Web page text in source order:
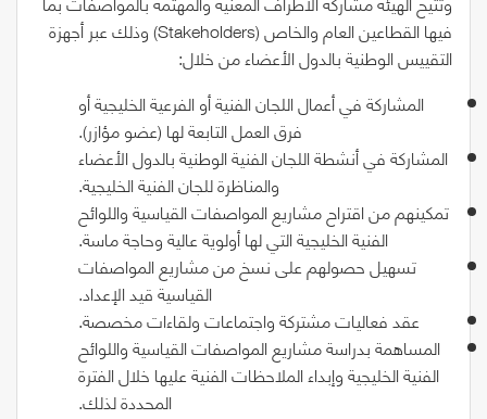
فيها القطاعين العام والخاص(Stakeholders)
وذلك عبر أجهزة
التقييس الوطنية بالدول الأعضاء من خلال:
المشاركة في أعمال اللجان الفنية أو الفرعية الخليجية أو
فرق العمل التابعة لها(عضو مؤازر)
.
المشاركة في أنشطة اللجان الفنية الوطنية بالدول الأعضاء
والمناظرة للجان الفنية الخليجية.
تمكينهم من اقتراح مشاريع المواصفات القياسية واللوائح
الفنية الخليجية التي لها أولوية عالية وحاجة ماسة.
تسهيل حصولهم على نسخ من مشاريع المواصفات
القياسية قيد الإعداد.
عقد فعاليات مشتركة واجتماعات ولقاءات مخصصة.
المساهمة بدراسة مشاريع المواصفات القياسية واللوائح
الفنية الخليجية وإبداء الملاحظات الفنية عليها خلال الفترة
المحددة لذلك.